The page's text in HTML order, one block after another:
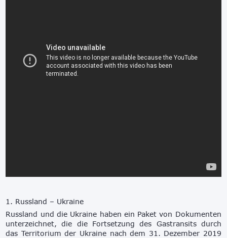
1. Russland – Ukraine
Russland und die Ukraine haben ein Paket von Dokumenten
unterzeichnet, die die Fortsetzung des Gastransits durch
das Territorium der Ukraine nach dem 31. Dezember 2019